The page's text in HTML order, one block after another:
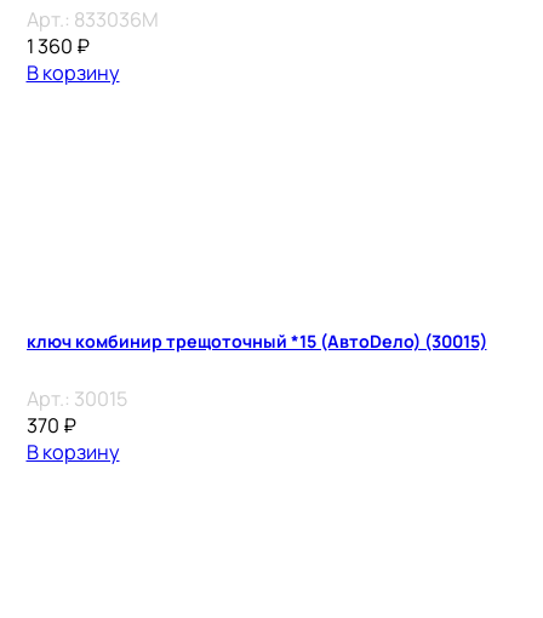
Арт.: 833036M
1 360 ₽
В корзину
ключ комбинир трещоточный *15 (АвтоDело) (30015)
Арт.: 30015
370 ₽
В корзину